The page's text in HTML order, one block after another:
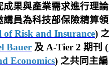
成果與產業需求進行理
講員為科技部保險精算
of Risk and Insurance)
Bauer 及 A-Tier 2 期刊 (
Economics) 之共同主